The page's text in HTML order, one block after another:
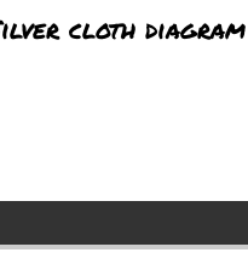
cloth diagram